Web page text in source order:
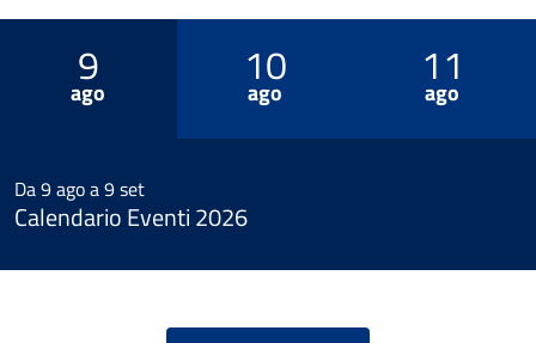
9
ago 10
ago 11
ago
Da 9 ago a 9 set
Calendario Eventi 2026